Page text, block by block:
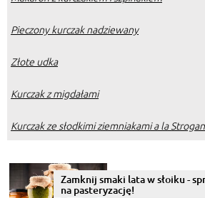
Pieczony kurczak nadziewany
Złote udka
Kurczak z migdałami
Kurczak ze słodkimi ziemniakami a la
Zamknij smaki lata w słoiku -
na pasteryzację!